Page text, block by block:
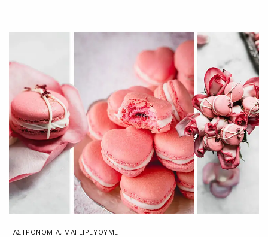
ΓΑΣΤΡΟΝΟΜΙΑ, ΜΑΓΕΙΡΕΎΟΥΜΕ